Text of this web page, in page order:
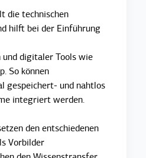
die technischen
hilft bei der Einführung
und digitaler Tools wie
So können
gespeichert- und nahtlos
integriert werden.
den entschiedenen
Vorbilder